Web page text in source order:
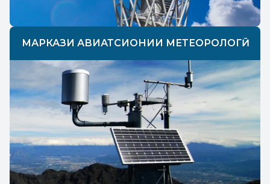
МАРКАЗИ АВИАТСИОНИИ МЕТЕОРОЛОГӢ